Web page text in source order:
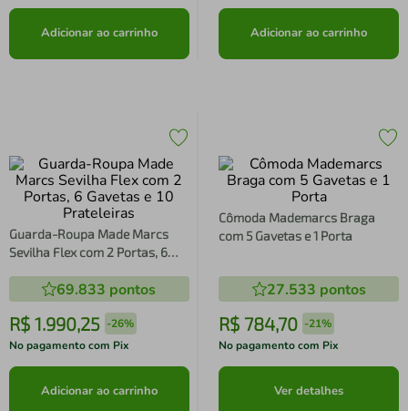
Adicionar ao carrinho Adicionar ao carrinho
Guarda-Roupa Made Marcs
Sevilha Flex com 2 Portas, 6
69.833 pontos
R$ 1.990,25 -26%
No pagamento com Pix
Adicionar ao carrinho
Cômoda Mademarcs Braga
com 5 Gavetas e 1 Porta
27.533 pontos
R$ 784,70 -21%
No pagamento com Pix
Ver detalhes